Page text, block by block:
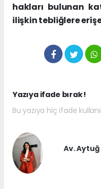
hakları bulunan
ilişkin tebliğlere
Yazıya ifade bırak !
Bu yazıya hiç ifade
Av. Aytuğ